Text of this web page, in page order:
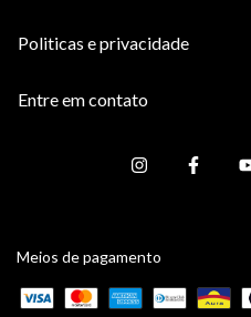
Politicas e privacidade
Entre em contato
Meios de pagamento